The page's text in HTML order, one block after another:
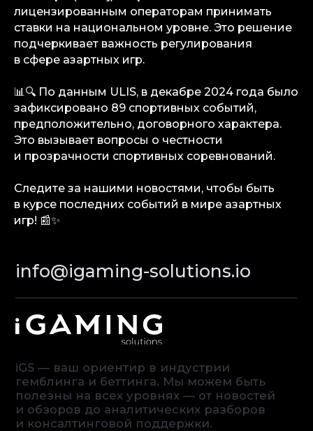
лицензированным операторам принимать
ставки на национальном уровне. Это решение
подчеркивает важность регулирования
в сфере азартных игр.
📊🔍 По данным ULIS, в декабре 2024 года было
зафиксировано 89 спортивных событий,
предположительно, договорного характера.
Это вызывает вопросы о честности
и прозрачности спортивных соревнований.
Следите за нашими новостями, чтобы быть
в курсе последних событий в мире азартных
игр! 📰✨
Аналитика
Медиа
Консалтинговые услуги
Контакты
Privacy Policy
Карьера
Партнерам